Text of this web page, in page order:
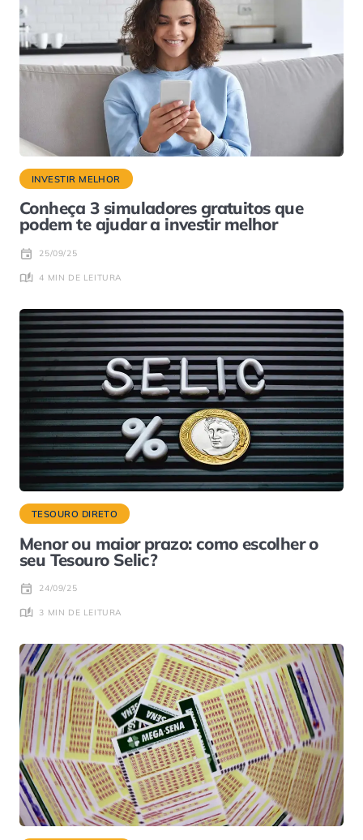
INVESTIR MELHOR
Conheça 3 simuladores gratuitos que
podem te ajudar a investir melhor
25/09/25
4 MIN DE LEITURA
TESOURO DIRETO
Menor ou maior prazo: como escolher o
seu Tesouro Selic?
24/09/25
3 MIN DE LEITURA